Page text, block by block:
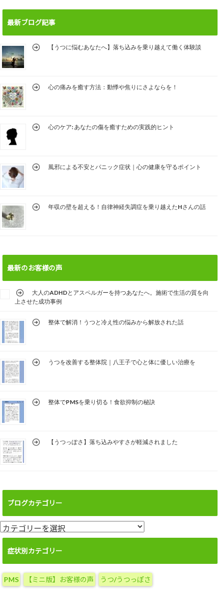
最新ブログ記事
【うつに悩むあなたへ】落ち込みを乗り越えて働く体験談
心の痛みを癒す方法：動悸や焦りにさよならを！
心のケア: あなたの傷を癒すための実践的ヒント
風邪による不安とパニック症状｜心の健康を守るポイント
年収の壁を超える！自律神経失調症を乗り越えたHさんの話
最新のお客様の声
大人のADHDとアスペルガーを持つあなたへ。施術で生活の質を向
上させた成功事例
整体で解消！うつと冷え性の悩みから解放された話
うつを改善する整体院｜八王子で心と体に優しい治療を
整体でPMSを乗り切る！食欲抑制の秘訣
【うつっぽさ】落ち込みやすさが軽減されました
ブログカテゴリー
ブ
ロ
カ
テ
ゴ
症状別カテゴリー
PMS 【ミニ版】お客様の声 うつ/うつっぽさ